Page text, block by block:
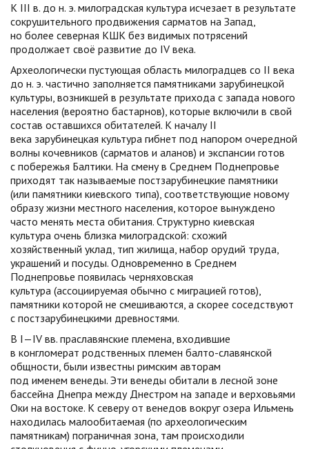
К III в. до н. э. милоградская культура исчезает в результате
сокрушительного продвижения сарматов на Запад,
но более северная КШК без видимых потрясений
продолжает своё развитие до IV века.
Археологически пустующая область милоградцев со II века
до н. э. частично заполняется памятниками зарубинецкой
культуры, возникшей в результате прихода с запада нового
населения (вероятно бастарнов), которые включили в свой
состав оставшихся обитателей. К началу II
века зарубинецкая культура гибнет под напором очередной
волны кочевников (сарматов и аланов) и экспансии готов
с побережья Балтики. На смену в Среднем Поднепровье
приходят так называемые постзарубинецкие памятники
(или памятники киевского типа), соответствующие новому
образу жизни местного населения, которое вынуждено
часто менять места обитания. Структурно киевская
культура очень близка милоградской: схожий
хозяйственный уклад, тип жилища, набор орудий труда,
украшений и посуды. Одновременно в Среднем
Поднепровье появилась черняховская
культура (ассоциируемая обычно с миграцией готов),
памятники которой не смешиваются, а скорее соседствуют
с постзарубинецкими древностями.
В I—IV вв. праславянские племена, входившие
в конгломерат родственных племен балто-славянской
общности, были известны римским авторам
под именем венеды. Эти венеды обитали в лесной зоне
бассейна Днепра между Днестром на западе и верховьями
Оки на востоке. К северу от венедов вокруг озера Ильмень
находилась малообитаемая (по археологическим
памятникам) пограничная зона, там происходили